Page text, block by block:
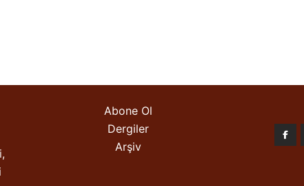
Abone Ol
Dergiler
Arşiv